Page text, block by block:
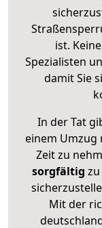
ist.
Spezialisten
damit Sie
In der Tat
einem Umzug
Zeit zu
sorgfältig zu
Mit der